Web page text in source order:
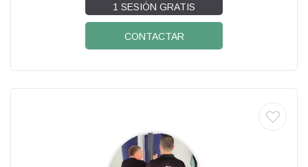
1 SESIÓN GRATIS
CONTACTAR